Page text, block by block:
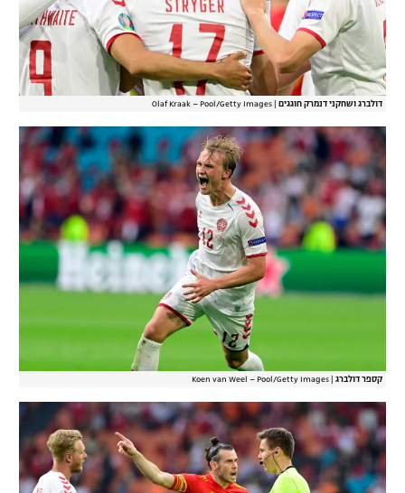
דולברג ושחקני דנמרק חוגגים Olaf Kraak – Pool/Getty Images
קספר דולברג Koen van Weel – Pool/Getty Images